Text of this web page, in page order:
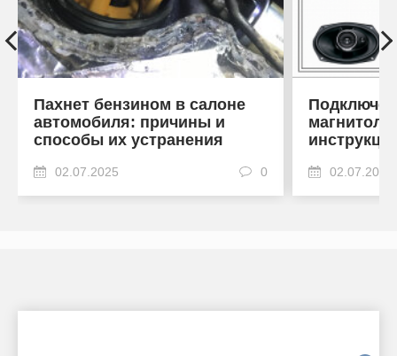
Пахнет бензином в салоне
автомобиля: причины и
способы их устранения
02.07.2025 0 02.07.2025